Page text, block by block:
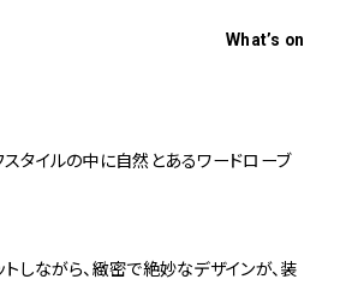
支援を目的とした
What’s on
タイルの中に自然とあるワードローブ
しながら、緻密で絶妙なデザインが、装